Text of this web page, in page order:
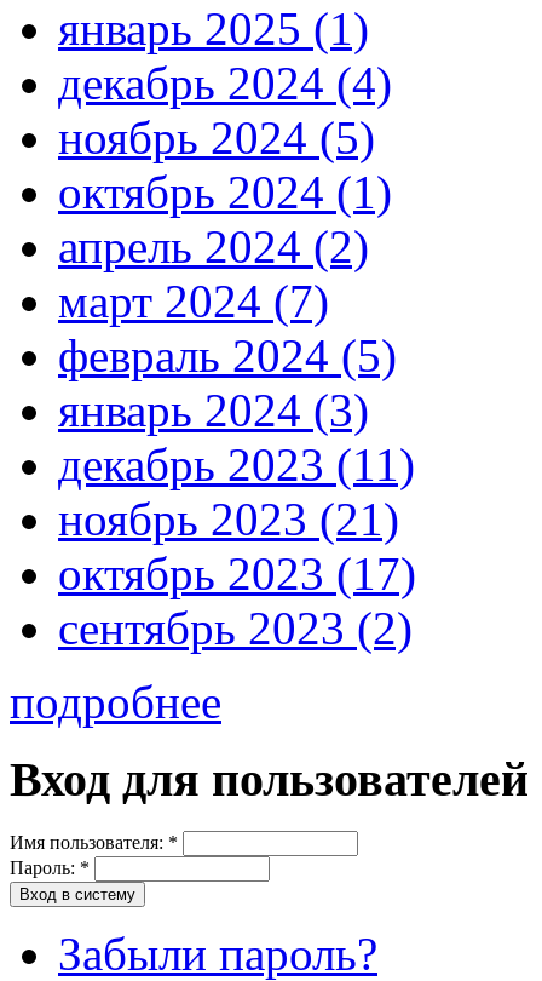
январь 2025 (1)
декабрь 2024 (4)
ноябрь 2024 (5)
октябрь 2024 (1)
апрель 2024 (2)
март 2024 (7)
февраль 2024 (5)
январь 2024 (3)
декабрь 2023 (11)
ноябрь 2023 (21)
октябрь 2023 (17)
сентябрь 2023 (2)
подробнее
Вход для пользователей
Имя пользователя: *
Пароль: *
Забыли пароль?